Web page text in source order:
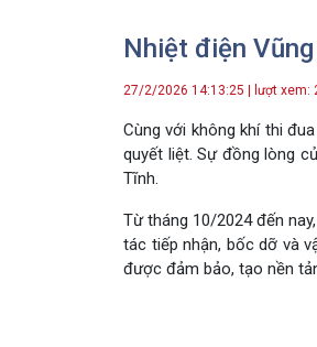
Nhiệt điện
27/2/2026 14:13:25 | lượt xem:
Cùng với không khí thi
quyết liệt. Sự đồng lòng
Tĩnh.
Từ tháng 10/2024 đến
tác tiếp nhận, bốc dỡ và
được đảm bảo, tạo nền